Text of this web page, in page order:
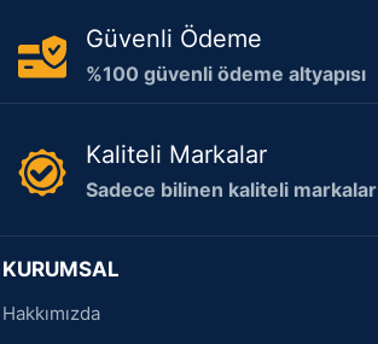
Güvenli Ödeme
%100 güvenli ödeme altyapısı
Kaliteli Markalar
Sadece bilinen kaliteli markalar
KURUMSAL
Hakkımızda